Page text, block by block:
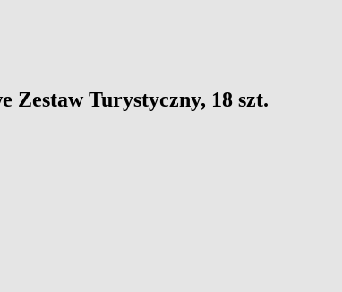
Turystyczny, 18 szt.